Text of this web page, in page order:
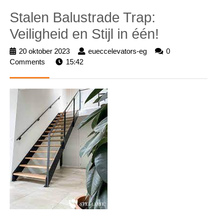
Stalen Balustrade Trap:
Veiligheid en Stijl in één!
20 oktober 2023
20
oktober
eueccelevators-eg
eueccelevators-
0
Comments
15:42